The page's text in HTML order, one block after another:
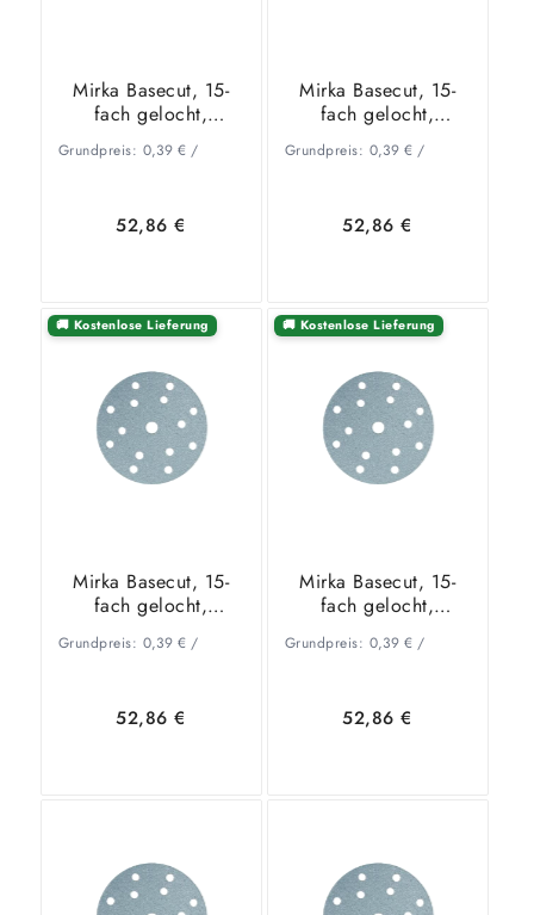
Mirka Basecut, 15-
fach gelocht,
Ø150mm, P100
Grundpreis: 0,39 €/
52,86€
Mirka Basecut, 15-
fach gelocht,
Ø150mm, P120
Grundpreis: 0,39 €/
52,86€
🚚 Kostenlose Lieferung
Mirka Basecut, 15-
fach gelocht,
Ø150mm, P180
Grundpreis: 0,39 €/
52,86€
🚚 Kostenlose Lieferung
Mirka Basecut, 15-
fach gelocht,
Ø150mm, P220
Grundpreis: 0,39 €/
52,86€